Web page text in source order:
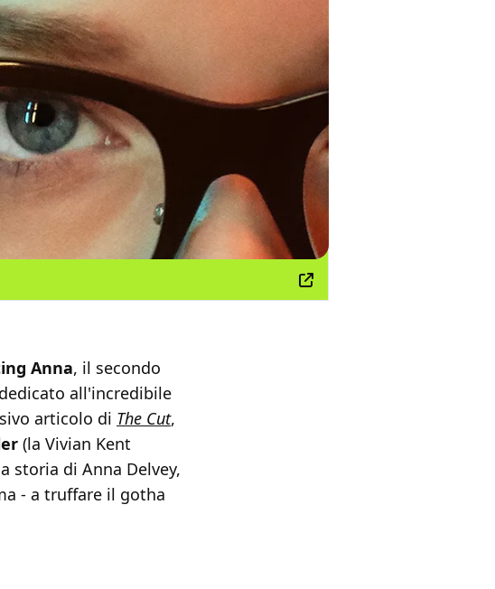
Anna, il secondo
all'incredibile
articolo di The Cut,
(la Vivian Kent
storia di Anna Delvey,
- a truffare il gotha